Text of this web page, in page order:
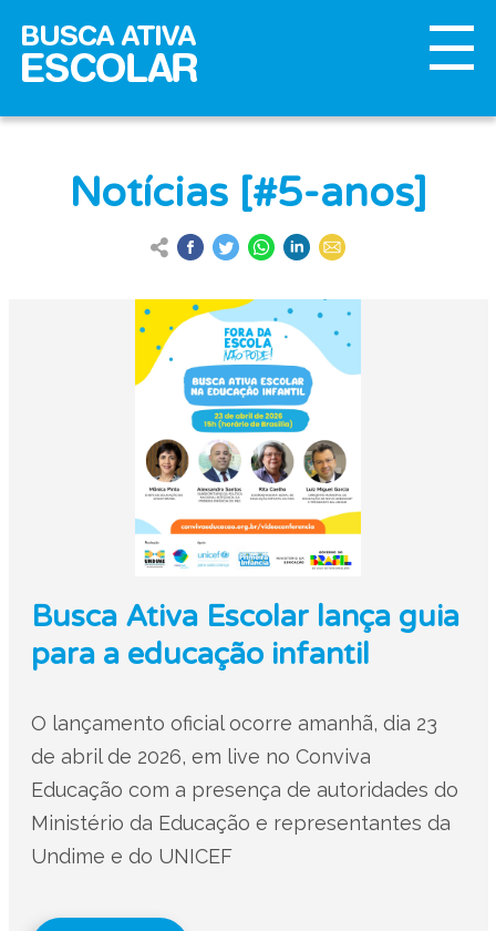
Notícias [#5-anos]
Busca Ativa Escolar lança guia
para a educação infantil
O lançamento oficial ocorre amanhã, dia 23
de abril de 2026, em live no Conviva
Educação com a presença de autoridades do
Ministério da Educação e representantes da
Undime e do UNICEF